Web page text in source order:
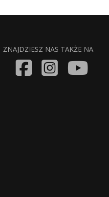
ZNAJDZIESZ NAS TAKŻE NA